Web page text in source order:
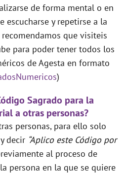
de forma mental o en
escucharse y repetirse a la
recomendamos que visiteis
para poder tener todos los
de Agesta en formato
)
Sagrado para la
a otras personas?
personas, para ello solo
decir “Aplico este Código por
al proceso de
persona en la que se quiere